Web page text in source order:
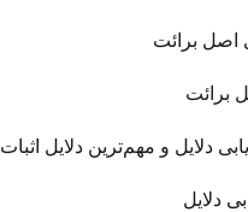
اصل برائت
برائت
دلایل و مهم‌ترین دلایل اثبات
دلایل